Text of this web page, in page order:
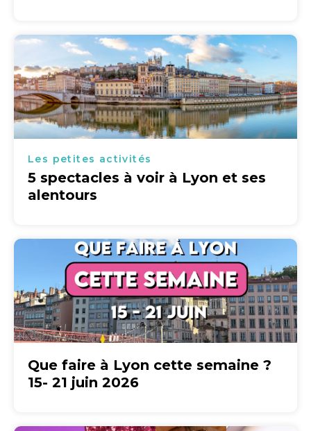
Les petites activités
5 spectacles à voir à Lyon et ses
alentours
Que faire à Lyon cette semaine ?
15- 21 juin 2026